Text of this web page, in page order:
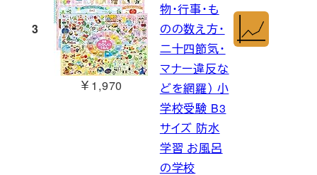
3
￥1,970
物・行事・も
のの数え方・
二十四節気・
マナー違反な
どを網羅） 小
学校受験 B3
サイズ 防水
学習 お風呂
の学校